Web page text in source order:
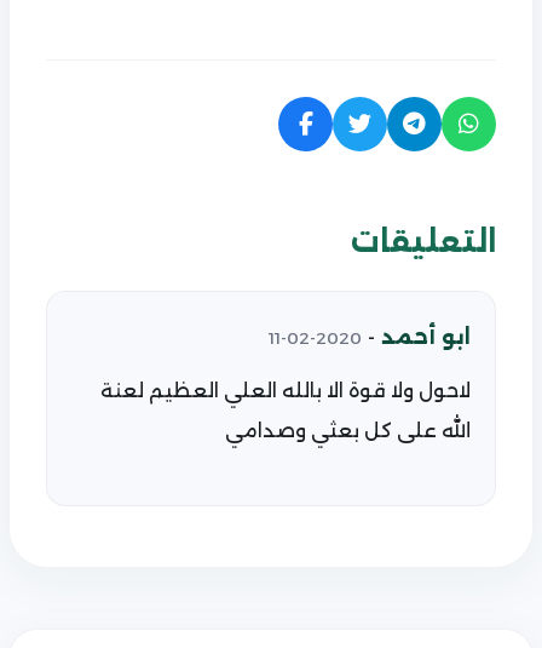
التعليقات
ابو أحمد -
2020-02-11
لاحول ولا قوة الا بالله العلي العظيم لعنة
الله على كل بعثي وصدامي